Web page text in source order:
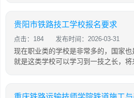
贵阳市铁路技工学校报名要求
点击：184 发布时间：2026-03-31
现在职业类的学校是非常多的，国家
就是这类学校可以学习到一技之长，